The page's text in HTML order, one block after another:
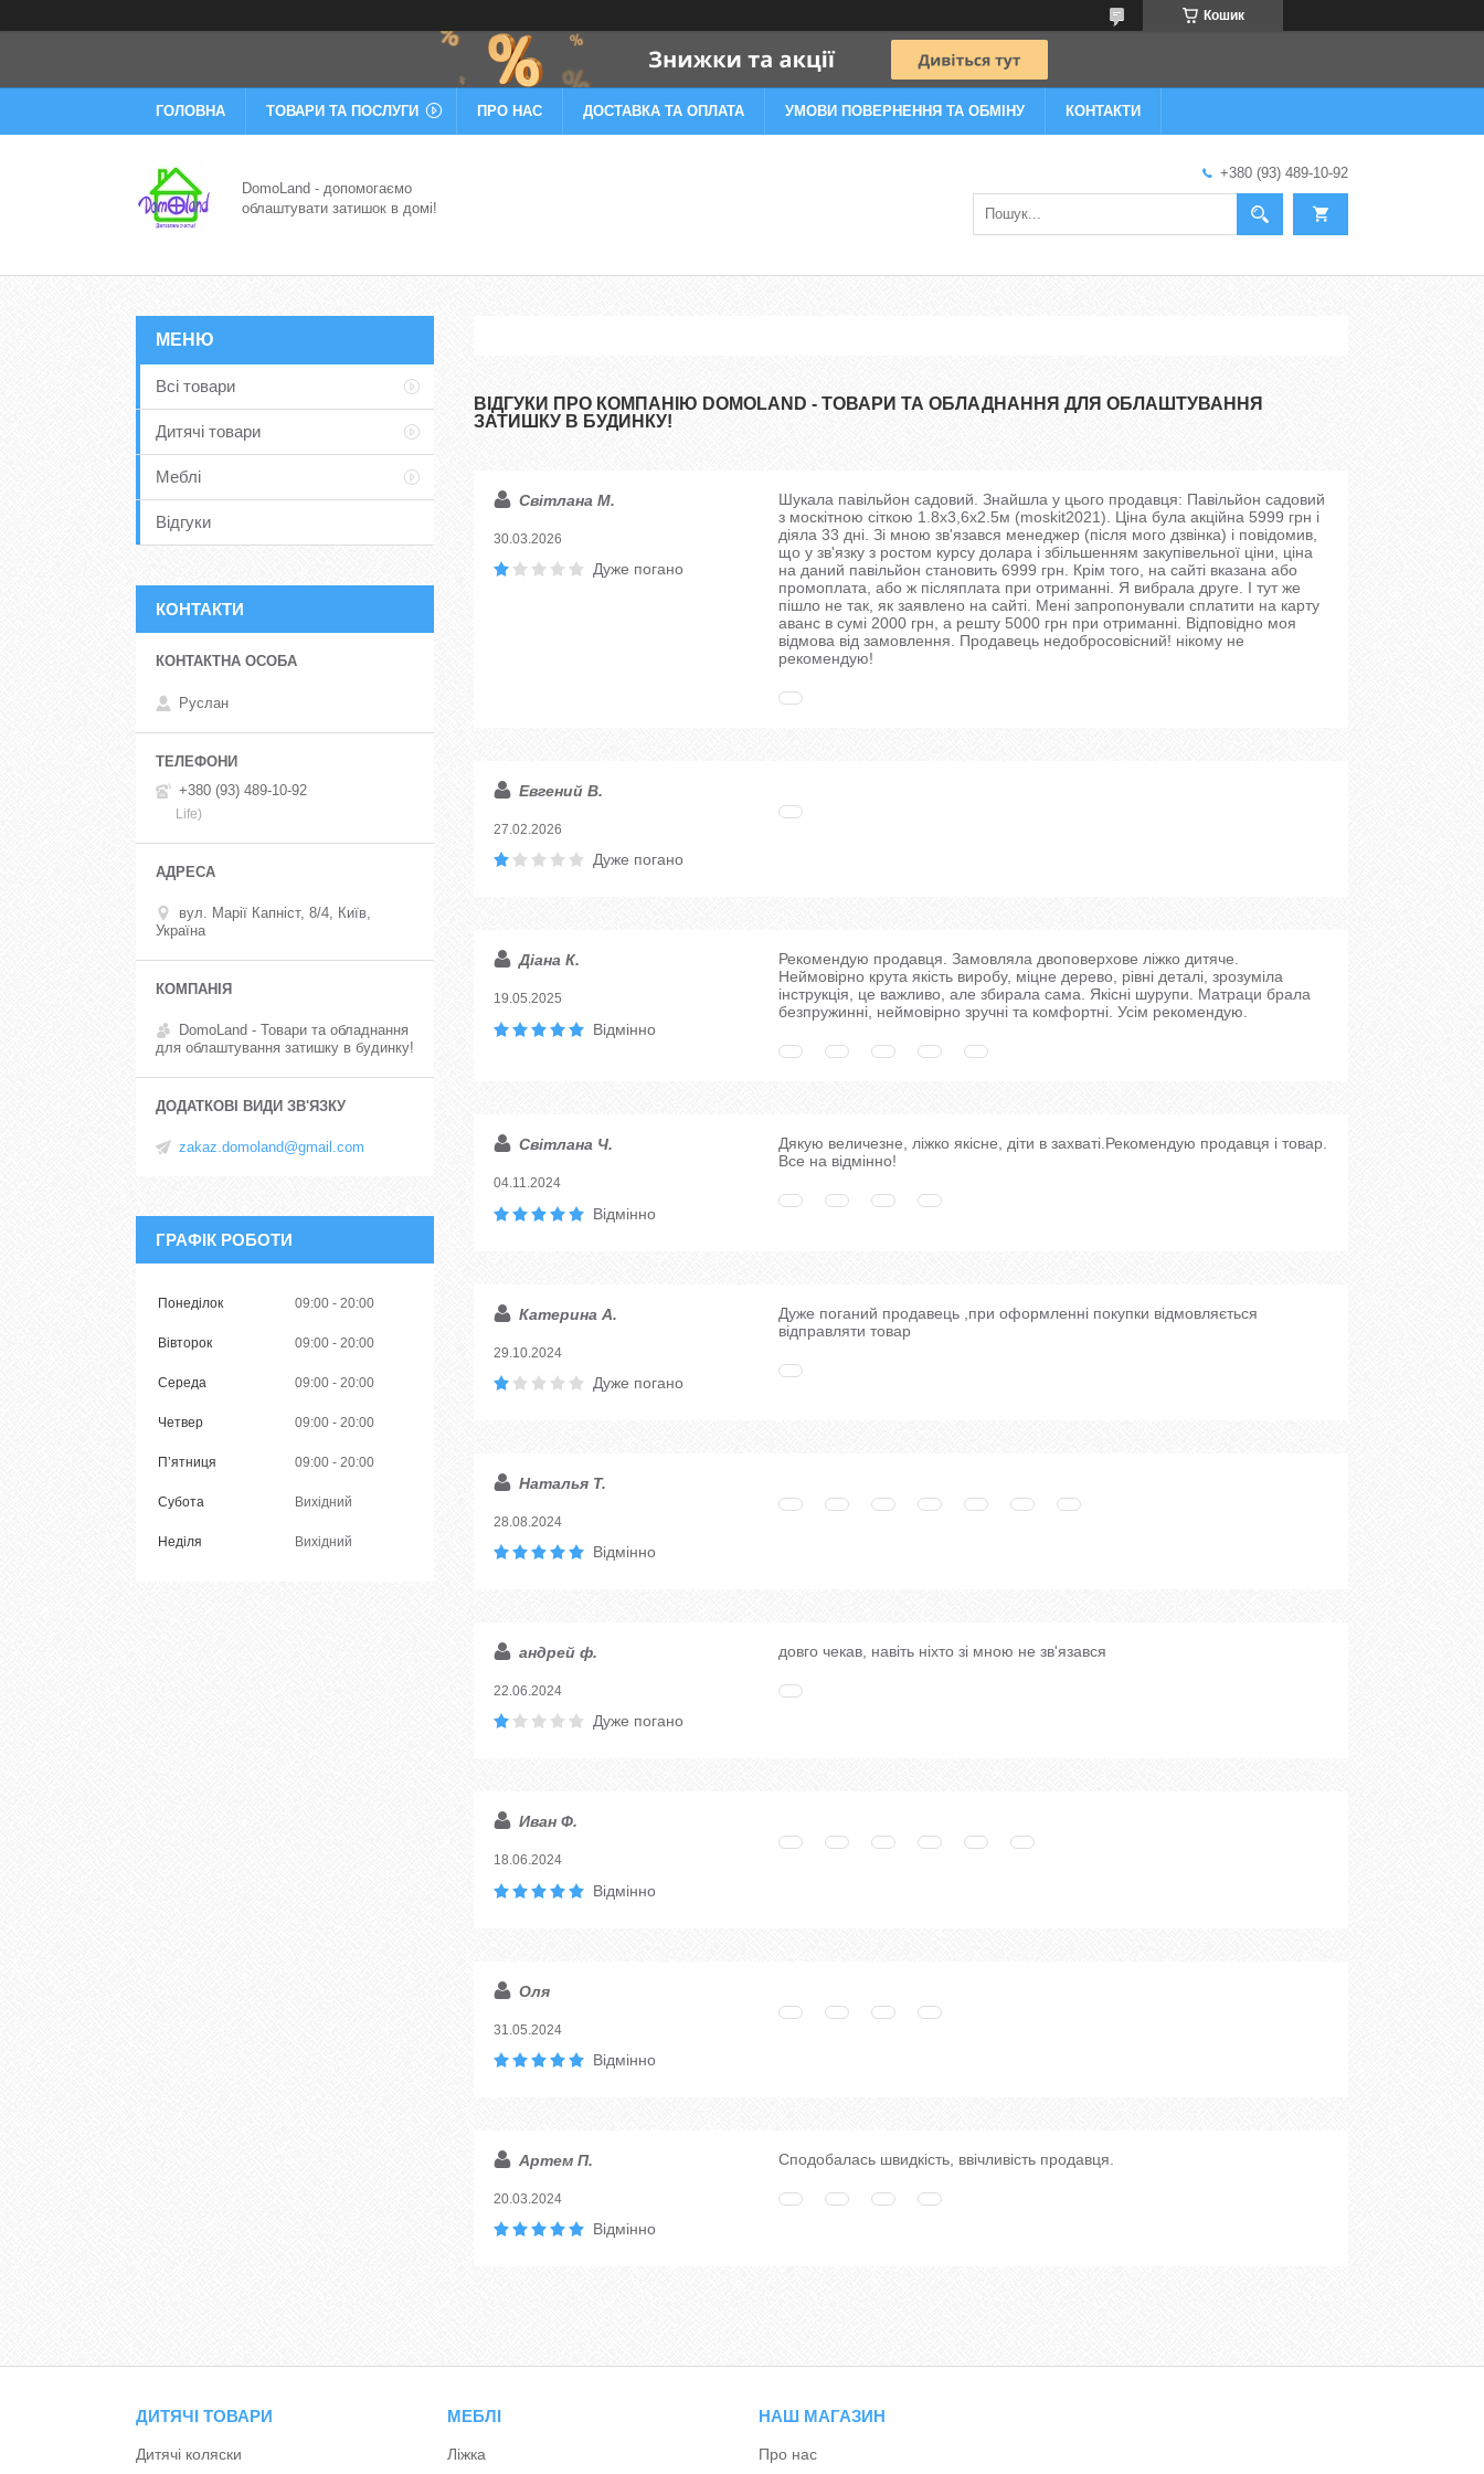
Кошик
ГОЛОВНА ТОВАРИ ТА ПОСЛУГИ ПРО НАС ДОСТАВКА ТА ОПЛАТА УМОВИ ПОВЕРНЕННЯ ТА ОБМІНУ КОНТАКТИ
DomoLand - допомогаємо
облаштувати затишок в домі!
+380 (93) 489-10-92
ВІДГУКИ ПРО КОМПАНІЮ DOMOLAND - ТОВАРИ ТА ОБЛАДНАННЯ ДЛЯ ОБЛАШТУВАННЯ
ЗАТИШКУ В БУДИНКУ!
Світлана М.
30.03.2026
Дуже погано
Шукала павільйон садовий. Знайшла у цього продавця: Павільйон садовий
з москітною сіткою 1.8х3,6х2.5м (moskit2021). Ціна була акційна 5999 грн і
діяла 33 дні. Зі мною зв'язався менеджер (після мого дзвінка) і повідомив,
що у зв'язку з ростом курсу долара і збільшенням закупівельної ціни, ціна
на даний павільйон становить 6999 грн. Крім того, на сайті вказана або
промоплата, або ж післяплата при отриманні. Я вибрала друге. І тут же
пішло не так, як заявлено на сайті. Мені запропонували сплатити на карту
аванс в сумі 2000 грн, а решту 5000 грн при отриманні. Відповідно моя
відмова від замовлення. Продавець недобросовісний! нікому не
рекомендую!
Евгений В.
27.02.2026
Дуже погано
Діана К.
19.05.2025
Відмінно
Рекомендую продавця. Замовляла двоповерхове ліжко дитяче.
Неймовірно крута якість виробу, міцне дерево, рівні деталі, зрозуміла
інструкція, це важливо, але збирала сама. Якісні шурупи. Матраци брала
безпружинні, неймовірно зручні та комфортні. Усім рекомендую.
Світлана Ч.
04.11.2024
Відмінно
Дякую величезне, ліжко якісне, діти в захваті.Рекомендую продавця і товар.
Все на відмінно!
Катерина А.
29.10.2024
Дуже погано
Дуже поганий продавець ,при оформленні покупки відмовляється
відправляти товар
Наталья Т.
28.08.2024
Відмінно
андрей ф.
22.06.2024
Дуже погано
довго чекав, навіть ніхто зі мною не зв'язався
Иван Ф.
18.06.2024
Відмінно
Оля
31.05.2024
Відмінно
Артем П.
20.03.2024
Відмінно
Сподобалась швидкість, ввічливість продавця.
Всі товари
Дитячі товари
Меблі
Відгуки
КОНТАКТИ
Руслан
+380 (93) 489-10-92
Life)
вул. Марії Капніст, 8/4, Київ,
Україна
DomoLand - Товари та обладнання
для облаштування затишку в будинку!
zakaz.domoland@gmail.com
ГРАФІК РОБОТИ
Понеділок 09:00 20:00
Вівторок 09:00 20:00
Середа 09:00 20:00
Четвер 09:00 20:00
Пʼятниця 09:00 20:00
Субота Вихідний
Неділя Вихідний
ДИТЯЧІ ТОВАРИ
Дитячі коляски
МЕБЛІ
Ліжка
НАШ МАГАЗИН
Про нас